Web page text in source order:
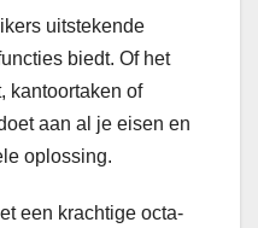
uitstekende
biedt. Of het
kantoortaken of
aan al je eisen en
oplossing.
een krachtige octa-